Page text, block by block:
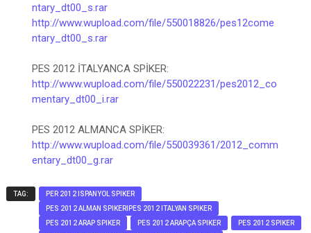
ntary_dt00_s.rar
http://www.wupload.com/file/550018826/pes12come
ntary_dt00_s.rar
PES 2012 İTALYANCA SPİKER:
http://www.wupload.com/file/550022231/pes2012_co
mentary_dt00_i.rar
PES 2012 ALMANCA SPİKER:
http://www.wupload.com/file/550039361/2012_comm
entary_dt00_g.rar
TAG:
PER 2012 ISPANYOL SPIKER
PES 2012 ALMAN SPIKERIPES 2012 ITALYAN SPIKER
PES 2012 ARAP SPIKER
PES 2012 ARAPÇA SPIKER
PES 2012 SPIKER